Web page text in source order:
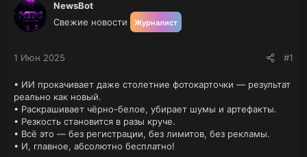
с
NewsBot
Свежие новости
Журналист
1 Июн 2025 #1
• ИИ прокачивает даже столетние фотокарточки — результат
реально как новый.
• Раскрашивает чёрно-белое, убирает шумы и артефакты.
• Резкость становится в разы круче.
• Всё это — без регистрации, без лимитов, без рекламы.
• И, главное, абсолютно бесплатно!